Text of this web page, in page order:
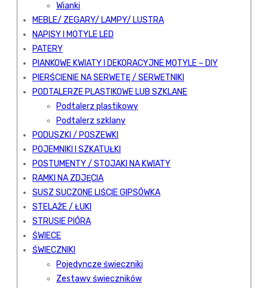
Wianki
MEBLE/ ZEGARY/ LAMPY/ LUSTRA
NAPISY I MOTYLE LED
PATERY
PIANKOWE KWIATY I DEKORACYJNE MOTYLE – DIY
PIERŚCIENIE NA SERWETĘ / SERWETNIKI
PODTALERZE PLASTIKOWE LUB SZKLANE
Podtalerz plastikowy
Podtalerz szklany
PODUSZKI / POSZEWKI
POJEMNIKI I SZKATUŁKI
POSTUMENTY / STOJAKI NA KWIATY
RAMKI NA ZDJĘCIA
SUSZ SUCZONE LIŚCIE GIPSÓWKA
STELAŻE / ŁUKI
STRUSIE PIÓRA
ŚWIECE
ŚWIECZNIKI
Pojedyncze świeczniki
Zestawy świeczników